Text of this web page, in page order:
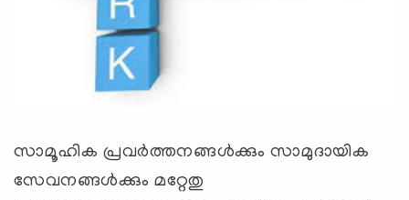
സാമൂഹിക പ്രവര്‍ത്തനങ്ങള്‍ക്കും സാമുദായിക
സേവനങ്ങള്‍ക്കും മറ്റേതു